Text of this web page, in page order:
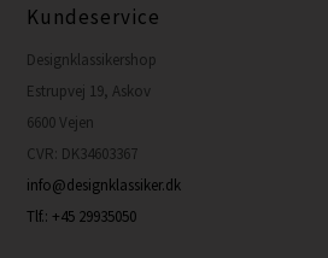
Kundeservice
Designklassikershop
Estrupvej 19, Askov
6600 Vejen
CVR: DK34603367
info@designklassiker.dk
Tlf.: +45 29935050